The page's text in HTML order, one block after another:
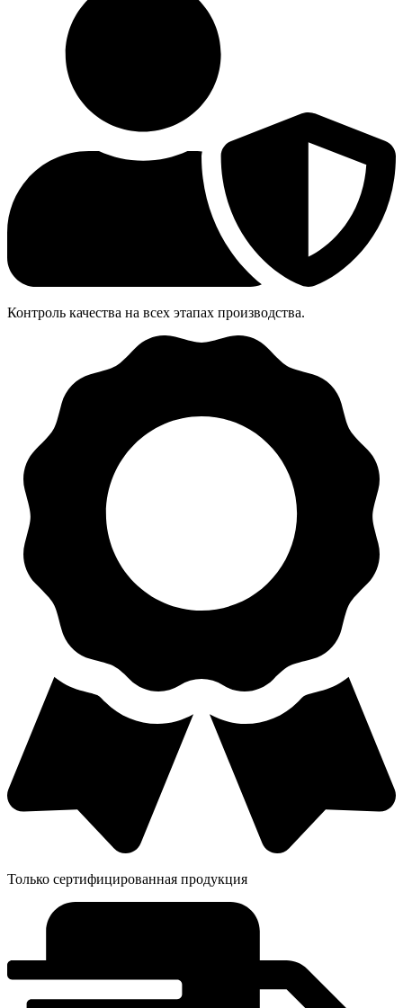
Контроль качества на всех этапах производства.
Только сертифицированная продукция